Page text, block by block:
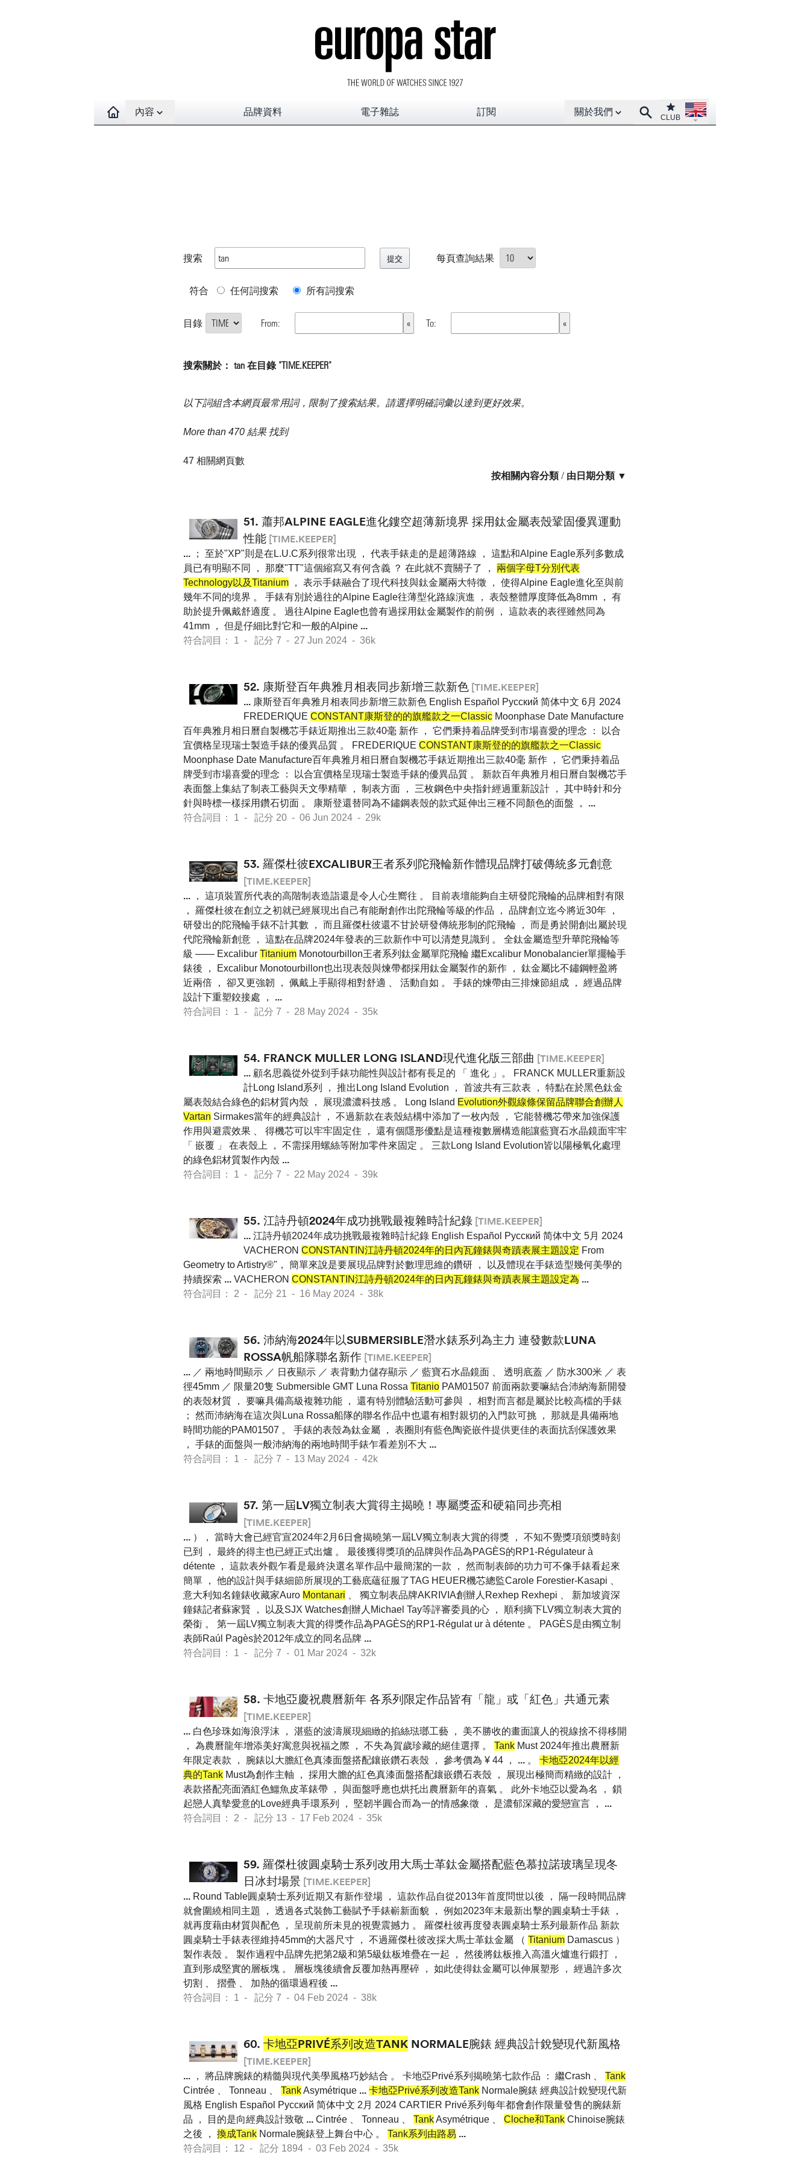
Open contents menu
內容 品牌資料 電子雜誌 訂閱
Open About menu
關於我們 SearchClub
CLUB
Open language menu
搜索 每頁查詢結果
符合 任何詞搜索 所有詞搜索
目錄 From: To:
搜索關於： tan 在目錄 "TIME.KEEPER"
以下詞組含本網頁最常用詞，限制了搜索結果。請選擇明確詞彙以達到更好效果。
More than 470 結果 找到
47 相關網頁數
按相關內容分類/ 由日期分類 ▼
51. 蕭邦ALPINE EAGLE進化鏤空超薄新境界 採用鈦金屬表殼鞏固優異運動
性能 [TIME.KEEPER]
... ； 至於"XP"則是在L.U.C系列很常出現 ， 代表手錶走的是超薄路線 ， 這點和Alpine Eagle系列多數成
員已有明顯不同 ， 那麼"TT"這個縮寫又有何含義 ？ 在此就不賣關子了 ， 兩個字母T分別代表
Technology以及Titanium ， 表示手錶融合了現代科技與鈦金屬兩大特徵 ， 使得Alpine Eagle進化至與前
幾年不同的境界 。 手錶有別於過往的Alpine Eagle往薄型化路線演進 ， 表殼整體厚度降低為8mm ， 有
助於提升佩戴舒適度 。 過往Alpine Eagle也曾有過採用鈦金屬製作的前例 ， 這款表的表徑雖然同為
41mm ， 但是仔細比對它和一般的Alpine ...
符合詞目： 1 - 記分 7 - 27 Jun 2024 - 36k
52. 康斯登百年典雅月相表同步新增三款新色 [TIME.KEEPER]
... 康斯登百年典雅月相表同步新增三款新色 English Español Pусский 简体中文 6月 2024
FREDERIQUE CONSTANT康斯登的的旗艦款之一Classic Moonphase Date Manufacture
百年典雅月相日曆自製機芯手錶近期推出三款40毫 新作 ， 它們秉持着品牌受到市場喜愛的理念 ： 以合
宜價格呈現瑞士製造手錶的優異品質 。 FREDERIQUE CONSTANT康斯登的的旗艦款之一Classic
Moonphase Date Manufacture百年典雅月相日曆自製機芯手錶近期推出三款40毫 新作 ， 它們秉持着品
牌受到市場喜愛的理念 ： 以合宜價格呈現瑞士製造手錶的優異品質 。 新款百年典雅月相日曆自製機芯手
表面盤上集結了制表工藝與天文學精華 ， 制表方面 ， 三枚鋼色中央指針經過重新設計 ， 其中時針和分
針與時標一樣採用鑽石切面 。 康斯登還替同為不鏽鋼表殼的款式延伸出三種不同顏色的面盤 ， ...
符合詞目： 1 - 記分 20 - 06 Jun 2024 - 29k
53. 羅傑杜彼EXCALIBUR王者系列陀飛輪新作體現品牌打破傳統多元創意
[TIME.KEEPER]
... ， 這項裝置所代表的高階制表造詣還是令人心生嚮往 。 目前表壇能夠自主研發陀飛輪的品牌相對有限
， 羅傑杜彼在創立之初就已經展現出自己有能耐創作出陀飛輪等級的作品 ， 品牌創立迄今將近30年 ，
研發出的陀飛輪手錶不計其數 ， 而且羅傑杜彼還不甘於研發傳統形制的陀飛輪 ， 而是勇於開創出屬於現
代陀飛輪新創意 ， 這點在品牌2024年發表的三款新作中可以清楚見識到 。 全鈦金屬造型升華陀飛輪等
級 —— Excalibur Titanium Monotourbillon王者系列鈦金屬單陀飛輪 繼Excalibur Monobalancier單擺輪手
錶後 ， Excalibur Monotourbillon也出現表殼與煉帶都採用鈦金屬製作的新作 ， 鈦金屬比不鏽鋼輕盈將
近兩倍 ， 卻又更強韌 ， 佩戴上手顯得相對舒適 、 活動自如 。 手錶的煉帶由三排煉節組成 ， 經過品牌
設計下重塑鉸接處 ， ...
符合詞目： 1 - 記分 7 - 28 May 2024 - 35k
54. FRANCK MULLER LONG ISLAND現代進化版三部曲 [TIME.KEEPER]
... 顧名思義從外從到手錶功能性與設計都有長足的 「 進化 」。 FRANCK MULLER重新設
計Long Island系列 ， 推出Long Island Evolution ， 首波共有三款表 ， 特點在於黑色鈦金
屬表殼結合綠色的鋁材質內殼 ， 展現濃濃科技感 。 Long Island Evolution外觀線條保留品牌聯合創辦人
Vartan Sirmakes當年的經典設計 ， 不過新款在表殼結構中添加了一枚內殼 ， 它能替機芯帶來加強保護
作用與避震效果 、 得機芯可以牢牢固定住 ， 還有個隱形優點是這種複數層構造能讓藍寶石水晶鏡面牢牢
「 嵌覆 」 在表殼上 ， 不需採用螺絲等附加零件來固定 。 三款Long Island Evolution皆以陽極氧化處理
的綠色鋁材質製作內殼 ...
符合詞目： 1 - 記分 7 - 22 May 2024 - 39k
55. 江詩丹頓2024年成功挑戰最複雜時計紀錄 [TIME.KEEPER]
... 江詩丹頓2024年成功挑戰最複雜時計紀錄 English Español Pусский 简体中文 5月 2024
VACHERON CONSTANTIN江詩丹頓2024年的日內瓦鐘錶與奇蹟表展主題設定 From
Geometry to Artistry®"， 簡單來說是要展現品牌對於數理思維的鑽研 ， 以及體現在手錶造型幾何美學的
持續探索 ... VACHERON CONSTANTIN江詩丹頓2024年的日內瓦鐘錶與奇蹟表展主題設定為 ...
符合詞目： 2 - 記分 21 - 16 May 2024 - 38k
56. 沛納海2024年以SUBMERSIBLE潛水錶系列為主力 連發數款LUNA
ROSSA帆船隊聯名新作 [TIME.KEEPER]
... ／ 兩地時間顯示 ／ 日夜顯示 ／ 表背動力儲存顯示 ／ 藍寶石水晶鏡面 、 透明底蓋 ／ 防水300米 ／ 表
徑45mm ／ 限量20隻 Submersible GMT Luna Rossa Titanio PAM01507 前面兩款要嘛結合沛納海新開發
的表殼材質 ， 要嘛具備高級複雜功能 ， 還有特別體驗活動可參與 ， 相對而言都是屬於比較高檔的手錶
； 然而沛納海在這次與Luna Rossa船隊的聯名作品中也還有相對親切的入門款可挑 ， 那就是具備兩地
時間功能的PAM01507 。 手錶的表殼為鈦金屬 ， 表圈則有藍色陶瓷嵌件提供更佳的表面抗刮保護效果
， 手錶的面盤與一般沛納海的兩地時間手錶乍看差別不大 ...
符合詞目： 1 - 記分 7 - 13 May 2024 - 42k
57. 第一屆LV獨立制表大賞得主揭曉！專屬獎盃和硬箱同步亮相
[TIME.KEEPER]
... ）， 當時大會已經官宣2024年2月6日會揭曉第一屆LV獨立制表大賞的得獎 ， 不知不覺獎項頒獎時刻
已到 ， 最終的得主也已經正式出爐 。 最後獲得獎項的品牌與作品為PAGÈS的RP1-Régulateur à
détente ， 這款表外觀乍看是最終決選名單作品中最簡潔的一款 ， 然而制表師的功力可不像手錶看起來
簡單 ， 他的設計與手錶細節所展現的工藝底蘊征服了TAG HEUER機芯總監Carole Forestier-Kasapi 、
意大利知名鐘錶收藏家Auro Montanari 、 獨立制表品牌AKRIVIA創辦人Rexhep Rexhepi 、 新加坡資深
鐘錶記者蘇家賢 ， 以及SJX Watches創辦人Michael Tay等評審委員的心 ， 順利摘下LV獨立制表大賞的
榮銜 。 第一屆LV獨立制表大賞的得獎作品為PAGÈS的RP1-Régulat ur à détente 。 PAGÈS是由獨立制
表師Raúl Pagès於2012年成立的同名品牌 ...
符合詞目： 1 - 記分 7 - 01 Mar 2024 - 32k
58. 卡地亞慶祝農曆新年 各系列限定作品皆有「龍」或「紅色」共通元素
[TIME.KEEPER]
... 白色珍珠如海浪浮沫 ， 湛藍的波濤展現細緻的掐絲琺瑯工藝 ， 美不勝收的畫面讓人的視線捨不得移開
， 為農曆龍年增添美好寓意與祝福之際 ， 不失為賀歲珍藏的絕佳選擇 。 Tank Must 2024年推出農曆新
年限定表款 ， 腕錶以大膽紅色真漆面盤搭配鑲嵌鑽石表殼 ， 參考價為 ¥ 44 ， ... 。 卡地亞2024年以經
典的Tank Must為創作主軸 ， 採用大膽的紅色真漆面盤搭配鑲嵌鑽石表殼 ， 展現出極簡而精緻的設計 ，
表款搭配亮面酒紅色鱷魚皮革錶帶 ， 與面盤呼應也烘托出農曆新年的喜氣 。 此外卡地亞以愛為名 ， 鎖
起戀人真摰愛意的Love經典手環系列 ， 堅韌半圓合而為一的情感象徵 ， 是濃郁深藏的愛戀宣言 ， ...
符合詞目： 2 - 記分 13 - 17 Feb 2024 - 35k
59. 羅傑杜彼圓桌騎士系列改用大馬士革鈦金屬搭配藍色慕拉諾玻璃呈現冬
日冰封場景 [TIME.KEEPER]
... Round Table圓桌騎士系列近期又有新作登場 ， 這款作品自從2013年首度問世以後 ， 隔一段時間品牌
就會圍繞相同主題 ， 透過各式裝飾工藝賦予手錶嶄新面貌 ， 例如2023年末最新出擊的圓桌騎士手錶 ，
就再度藉由材質與配色 ， 呈現前所未見的視覺震撼力 。 羅傑杜彼再度發表圓桌騎士系列最新作品 新款
圓桌騎士手錶表徑維持45mm的大器尺寸 ， 不過羅傑杜彼改採大馬士革鈦金屬 （ Titanium Damascus ）
製作表殼 。 製作過程中品牌先把第2級和第5級鈦板堆疊在一起 ， 然後將鈦板推入高溫火爐進行鍛打 ，
直到形成堅實的層板塊 。 層板塊後續會反覆加熱再壓碎 ， 如此使得鈦金屬可以伸展塑形 ， 經過許多次
切割 、 摺疊 、 加熱的循環過程後 ...
符合詞目： 1 - 記分 7 - 04 Feb 2024 - 38k
60. 卡地亞PRIVÉ系列改造TANK NORMALE腕錶 經典設計銳變現代新風格
[TIME.KEEPER]
... ， 將品牌腕錶的精髓與現代美學風格巧妙結合 。 卡地亞Privé系列揭曉第七款作品 ： 繼Crash 、 Tank
Cintrée 、 Tonneau 、 TankAsymétrique ... 卡地亞Privé系列改造Tank Normale腕錶 經典設計銳變現代新
風格 English Español Pусский 简体中文 2月 2024 CARTIER Privé系列每年都會創作限量發售的腕錶新
品 ， 目的是向經典設計致敬 ... Cintrée 、 Tonneau 、 TankAsymétrique 、 Cloche和Tank Chinoise腕錶
之後 ， 換成Tank Normale腕錶登上舞台中心 。 Tank系列由路易 ...
符合詞目： 12 - 記分 1894 - 03 Feb 2024 - 35k